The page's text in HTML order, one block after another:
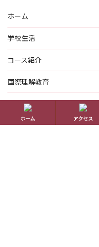
ホーム
学校生活
コース紹介
国際理解教育
進路指導
受験生の方へ
ホーム アクセス